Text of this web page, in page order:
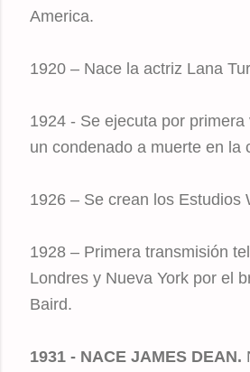
America.
1920 – Nace la actriz Lana
1924 - Se ejecuta por
un condenado a muerte en la
1926 – Se crean los Estudios
1928 – Primera transmisión
Londres y Nueva York por el
Baird.
1931 - NACE JAMES DEAN.